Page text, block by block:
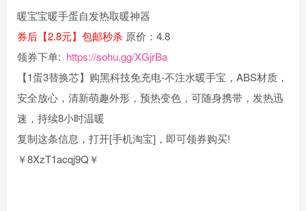
暖宝宝暖手蛋自发热取暖神器
券后【2.8元】包邮秒杀 原价：4.8
领券下单: https://sohu.gg/XGjrBa
【1蛋3替换芯】购黑科技免充电-不注水暖手宝，ABS材质，
安全放心，清新萌趣外形，预热变色，可随身携带，发热迅
速，持续8小时温暖
复制这条信息，打开[手机淘宝]，即可领券购买!
￥8XzT1acqj9Q￥